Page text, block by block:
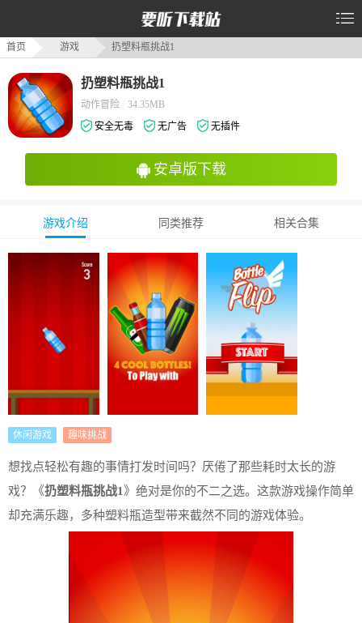
首页 游戏 扔塑料瓶挑战1
扔塑料瓶挑战1
动作冒险
34.35MB
安全无毒
无广告 无插件
安卓版下载
游戏介绍 同类推荐 相关合集
休闲游戏 趣味挑战
想找点轻松有趣的事情打发时间吗？厌倦了那些耗时太长的游
戏？《扔塑料瓶挑战1 》绝对是你的不二之选。这款游戏操作简单
却充满乐趣，多种塑料瓶造型带来截然不同的游戏体验。